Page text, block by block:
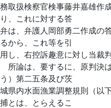
務取扱検察官検事藤井嘉雄作
り、これに対する答
弁は、弁護人岡部勇二作成の
るから、これ等を引
用し、右控訴趣意に対し当裁
所論は、要するに、原判決
う）第二五条及び茨
城県内水面漁業調整規則（以
捕とは、とらえるこ